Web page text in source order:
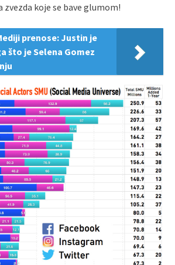
koje se bave glumom!
prenose: Justin je
što je Selena Gomez